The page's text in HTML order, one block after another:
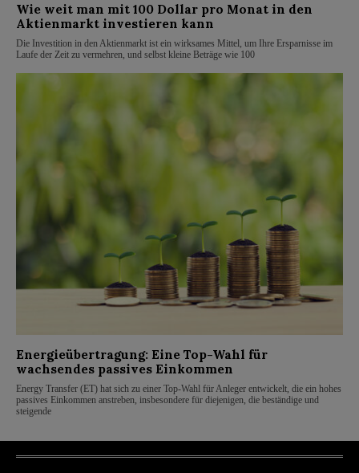
Wie weit man mit 100 Dollar pro Monat in den
Aktienmarkt investieren kann
Die Investition in den Aktienmarkt ist ein wirksames Mittel, um Ihre Ersparnisse im
Laufe der Zeit zu vermehren, und selbst kleine Beträge wie 100
Energieübertragung: Eine Top-Wahl für
wachsendes passives Einkommen
Energy Transfer (ET) hat sich zu einer Top-Wahl für Anleger entwickelt, die ein hohes
passives Einkommen anstreben, insbesondere für diejenigen, die beständige und
steigende